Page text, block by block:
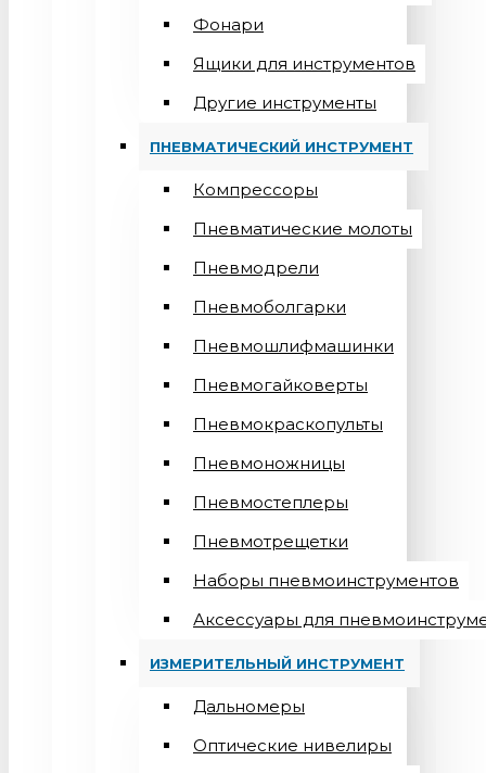
Фонари
Ящики для инструментов
Другие инструменты
ПНЕВМАТИЧЕСКИЙ ИНСТРУМЕНТ
Компрессоры
Пневматические молоты
Пневмодрели
Пневмоболгарки
Пневмошлифмашинки
Пневмогайковерты
Пневмокраскопульты
Пневмоножницы
Пневмостеплеры
Пневмотрещетки
Наборы пневмоинструментов
Аксессуары для
ИЗМЕРИТЕЛЬНЫЙ ИНСТРУМЕНТ
Дальномеры
Оптические нивелиры